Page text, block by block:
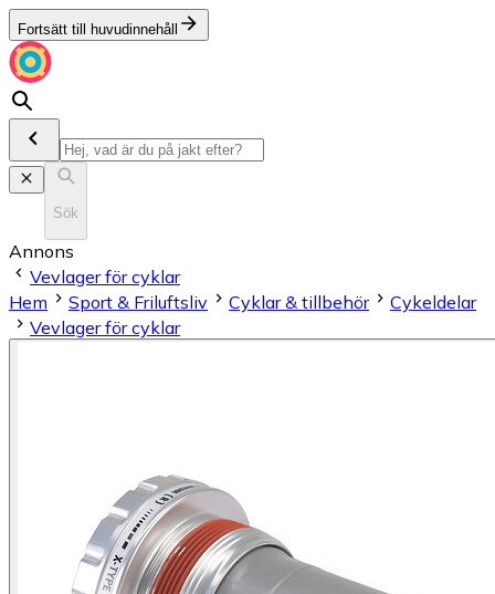
Fortsätt till huvudinnehåll
Sök
Annons
Vevlager för cyklar
Hem
Sport & Friluftsliv Cyklar & tillbehör
Cykeldelar
Vevlager för cyklar